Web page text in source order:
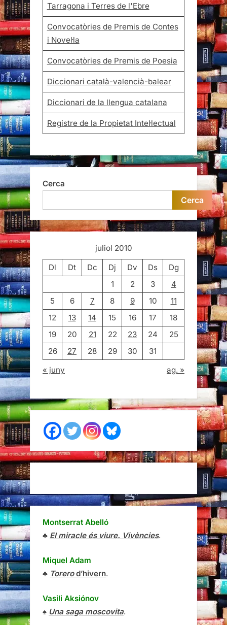
Tarragona i Terres de l'Ebre
Convocatòries de Premis de Contes
i Novel·la
Convocatòries de Premis de Poesia
Diccionari català-valencià-balear
Diccionari de la llengua catalana
Registre de la Propietat Intel·lectual
Cerca
Cerca
juliol 2010
Dl
Dt Dc Dj Dv Ds
Dg
1
2 3
4
5
6 7 8 9 10
11
12
13 14 15 16 17
18
19
20 21 22 23 24
25
26
27 28 29 30
31
« juny
ag. »
Montserrat Abelló
♣ El miracle és viure. Vivències.
Miquel Adam
♣ Torerod’hivern.
Vasili Aksiónov
♠ Una saga moscovita.